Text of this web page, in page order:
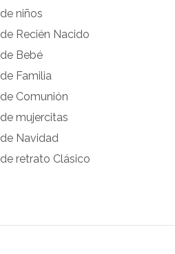
niños
Recién Nacido
Bebé
Familia
Comunión
mujercitas
Navidad
retrato Clásico